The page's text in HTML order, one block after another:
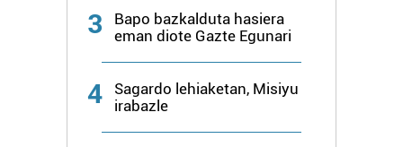
3
Bapo bazkalduta hasiera
eman diote Gazte Egunari
4
Sagardo lehiaketan, Misiyu
irabazle